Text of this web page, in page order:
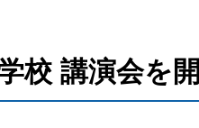
校 講演会を